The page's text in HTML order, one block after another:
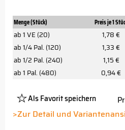
Menge (Stück) Preis je 1
ab 1 VE (20)
1,78 €
ab 1/4 Pal. (120)
1,33 €
ab 1/2 Pal. (240)
1,15 €
ab 1 Pal. (480)
0,94 €
Als Favorit speichern
Button
>Zur Detail und